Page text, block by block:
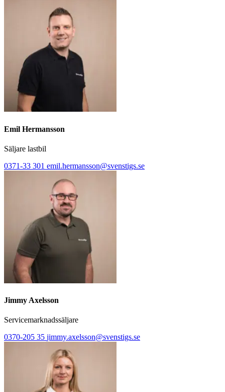
Emil Hermansson
Säljare lastbil
0371-33 301 emil.hermansson@svenstigs.se
Jimmy Axelsson
Servicemarknadssäljare
0370-205 35 jimmy.axelsson@svenstigs.se